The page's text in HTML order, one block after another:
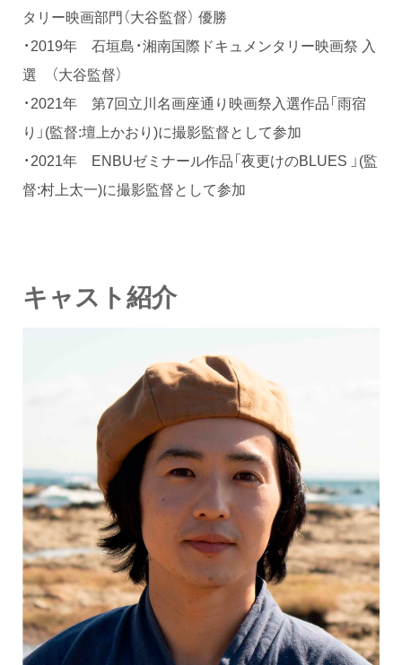
タリー映画部門（大谷監督） 優勝
・2019年 石垣島・湘南国際ドキュメンタリー映画祭 入
選 （大谷監督）
・2021年 第7回立川名画座通り映画祭入選作品「雨宿
り」(監督:壇上かおり)に撮影監督として参加
・2021年 ENBUゼミナール作品「夜更けのBLUES 」(監
督:村上太一)に撮影監督として参加
キャスト紹介